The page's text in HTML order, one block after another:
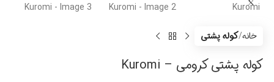
خانه کوله پشتی
کوله پشتی کرومی – Kuromi